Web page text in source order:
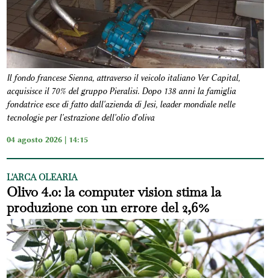
Il fondo francese Sienna, attraverso il veicolo italiano Ver Capital,
acquisisce il 70% del gruppo Pieralisi. Dopo 138 anni la famiglia
fondatrice esce di fatto dall'azienda di Jesi, leader mondiale nelle
tecnologie per l'estrazione dell'olio d'oliva
04 agosto 2026 | 14:15
L'ARCA OLEARIA
Olivo 4.0: la computer vision stima la
produzione con un errore del 2,6%